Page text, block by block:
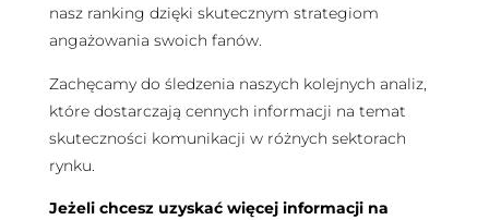
nasz ranking dzięki skutecznym strategiom
angażowania swoich fanów.
Zachęcamy do śledzenia naszych kolejnych analiz,
które dostarczają cennych informacji na temat
skuteczności komunikacji w różnych sektorach
rynku.
Jeżeli chcesz uzyskać więcej informacji na